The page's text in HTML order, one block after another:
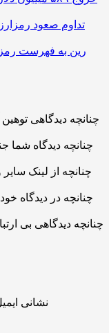
تداوم صعود
رین به فهرست
چنانچه دیدگاهی بی
نشانی